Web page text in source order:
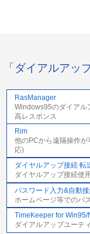
「ダイアルアッ
RasManager
Windows95のダイアル
高レスポンス
Rim
他のPCから遠隔操作
応)
ダイヤルアップ接続 転
ダイヤルアップ接続使
パスワード入力&自動
ホームページ等でのパ
TimeKeeper for Win95/
ダイアルアップユーテ